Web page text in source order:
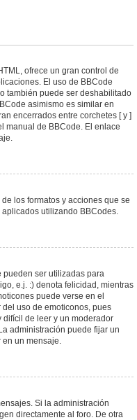
ofrece un gran control de
El uso de BBCode
también puede ser deshabilitado
asimismo es similar en
encerrados entre corchetes [ y ]
manual de BBCode. El enlace
los formatos y acciones que se
utilizando BBCodes.
pueden ser utilizadas para
e.j. :) denota felicidad, mientras
puede verse en el
uso de emoticonos, pues
de leer y un moderador
administración puede fijar un
en un mensaje.
Si la administración
directamente al foro. De otra